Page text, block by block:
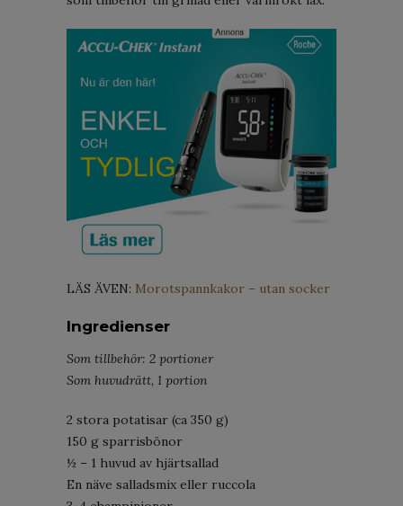
LÄS ÄVEN: Morotspannkakor – utan socker
Ingredienser
Som tillbehör: 2 portioner
Som huvudrätt, 1 portion
2 stora potatisar (ca 350 g)
150 g sparrisbönor
½ – 1 huvud av hjärtsallad
En näve salladsmix eller ruccola